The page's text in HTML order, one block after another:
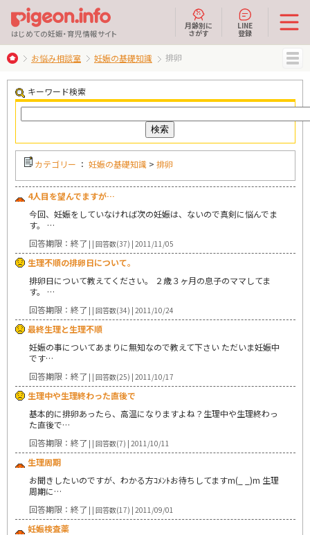
はじめての妊娠・育児情報サイト
月齢別に
さがす
LINE
登録
MENU
お悩み相談室 妊娠の基礎知識 排卵
キーワード検索
カテゴリー ： 妊娠の基礎知識 > 排卵
4人目を望んでますが…
今回、妊娠をしていなければ次の妊娠は、ないので真剣に悩んでま
す。 …
回答期限：終了 | | 回答数(37) | 2011/11/05
生理不順の排卵日について。
排卵日について教えてください。 ２歳３ヶ月の息子のママしてま
す。 …
回答期限：終了 | | 回答数(34) | 2011/10/24
最終生理と生理不順
妊娠の事についてあまりに無知なので教えて下さい ただいま妊娠中
です…
回答期限：終了 | | 回答数(25) | 2011/10/17
生理中や生理終わった直後で
基本的に排卵あったら、高温になりますよね？生理中や生理終わっ
た直後で…
回答期限：終了 | | 回答数(7) | 2011/10/11
生理周期
お聞きしたいのですが、わかる方ｺﾒﾝﾄお待ちしてますm(_ _)m 生理
周期に…
回答期限：終了 | | 回答数(17) | 2011/09/01
妊娠検査薬